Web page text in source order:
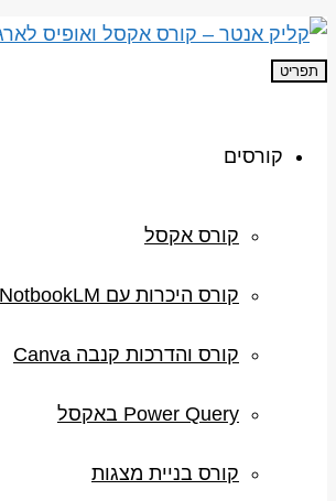
תפריט
קורסים
קורס אקסל
קורס היכרות עם NotbookLM
קורס והדרכות קנבה Canva
Power Query באקסל
קורס בניית מצגות